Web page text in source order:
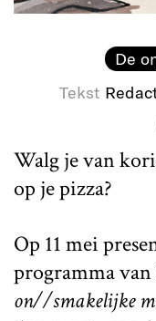
De
Tekst
Walg je van
op je pizza?
Op 11 mei
programma
on//smakelijke